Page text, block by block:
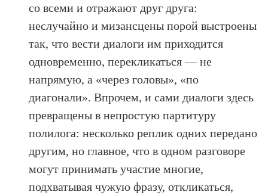
со всеми и отражают друг друга:
неслучайно и мизансцены порой выстроены
так, что вести диалоги им приходится
одновременно, перекликаться — не
напрямую, а «через головы», «по
диагонали». Впрочем, и сами диалоги здесь
превращены в непростую партитуру
полилога: несколько реплик одних передано
другим, но главное, что в одном разговоре
могут принимать участие многие,
подхватывая чужую фразу, откликаться,